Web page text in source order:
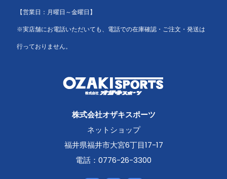
【営業日：月曜日～金曜日】
※実店舗にお電話いただいても、電話での在庫確認・ご注文・発送は
行っておりません。
株式会社オザキスポーツ
ネットショップ
福井県福井市大宮6丁目17-17
電話：0776-26-3300